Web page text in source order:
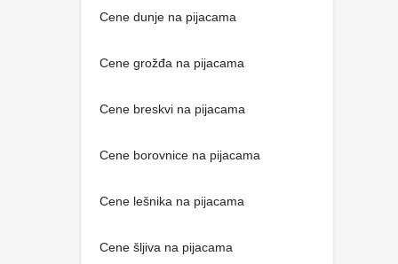
Cene dunje na pijacama
Cene grožđa na pijacama
Cene breskvi na pijacama
Cene borovnice na pijacama
Cene lešnika na pijacama
Cene šljiva na pijacama